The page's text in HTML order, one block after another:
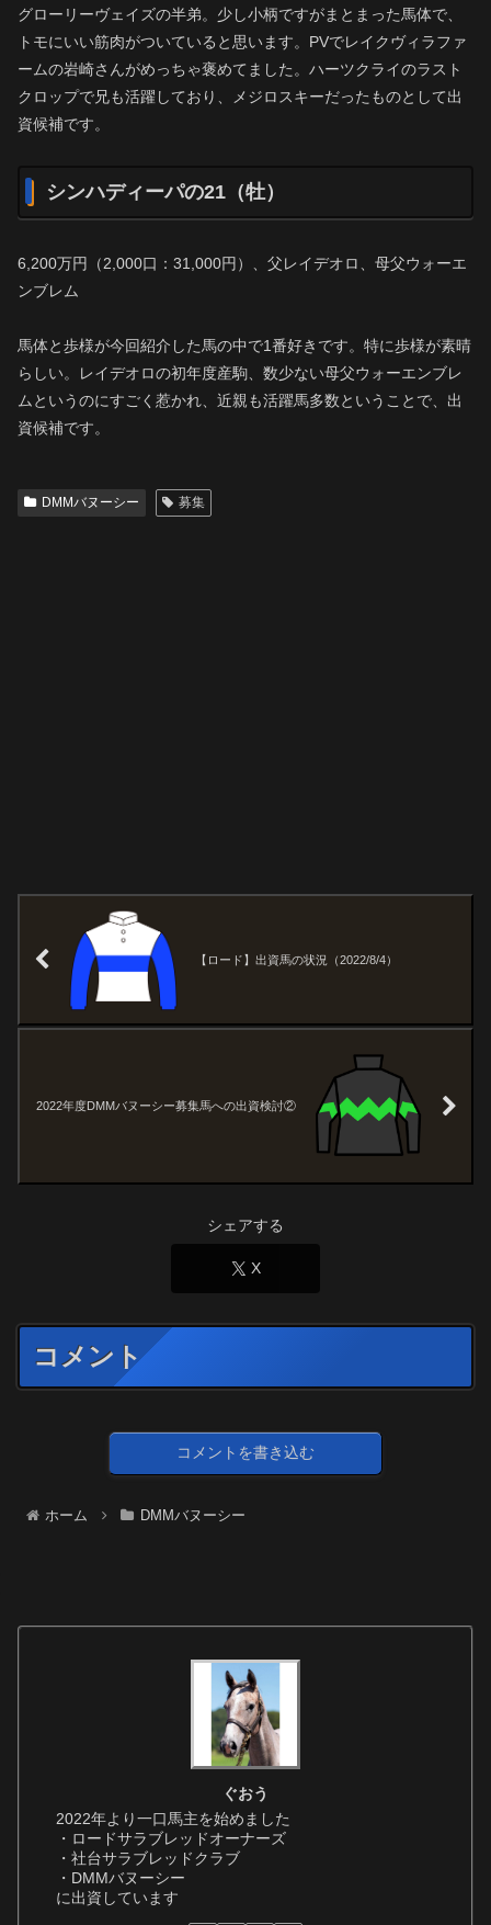
グローリーヴェイズの半弟。少し小柄ですがまとまった馬体で、
トモにいい筋肉がついていると思います。PVでレイクヴィラファ
ームの岩崎さんがめっちゃ褒めてました。ハーツクライのラスト
クロップで兄も活躍しており、メジロスキーだったものとして出
資候補です。
シンハディーパの21（牡）
6,200万円（2,000口：31,000円）、父レイデオロ、母父ウォーエ
ンブレム
馬体と歩様が今回紹介した馬の中で1番好きです。特に歩様が素晴
らしい。レイデオロの初年度産駒、数少ない母父ウォーエンブレ
ムというのにすごく惹かれ、近親も活躍馬多数ということで、出
資候補です。
DMMバヌーシー 募集
【ロード】出資馬の状況（2022/8/4）
2022年度DMMバヌーシー募集馬への出資検討②
シェアする
X
コメント
コメントを書き込む
ホーム DMMバヌーシー
ぐおう
2022年より一口馬主を始めました
・ロードサラブレッドオーナーズ
・社台サラブレッドクラブ
・DMMバヌーシー
に出資しています